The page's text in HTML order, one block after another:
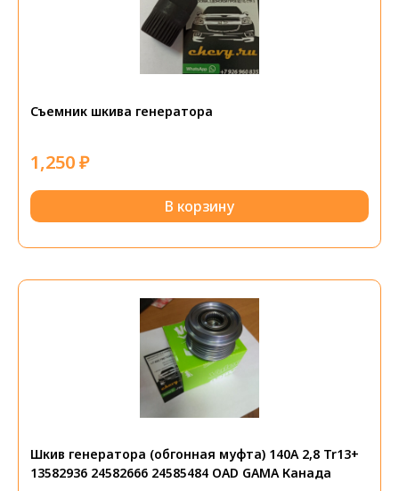
Съемник шкива генератора
1,250₽
В корзину
Шкив генератора (обгонная муфта) 140А 2,8 Tr13+
13582936 24582666 24585484 OAD GAMA Канада